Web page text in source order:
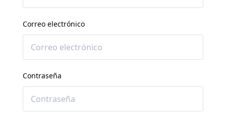
Correo electrónico
Contraseña